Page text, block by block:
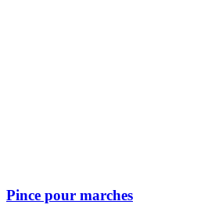
Pince pour marches